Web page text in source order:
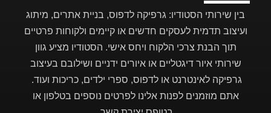
בין שירותי הסטודיו: גרפיקה לדפוס, בניית אתרים, מיתוג
ועיצוב תדמית לעסקים חדשים או קיימים ולקוחות פרטיים
תוך הבנת צרכי הלקוח ויחס אישי. הסטודיו מציע גוון
שירותי איור דיגטליים או איורים ידניים ושילובם בעיצוב
גרפיקה לאינטרנט או לדפוס, ספרי ילדים, כריכות ועוד.
אתם מוזמנים לפנות אלינו לפרטים נוספים בטלפון או